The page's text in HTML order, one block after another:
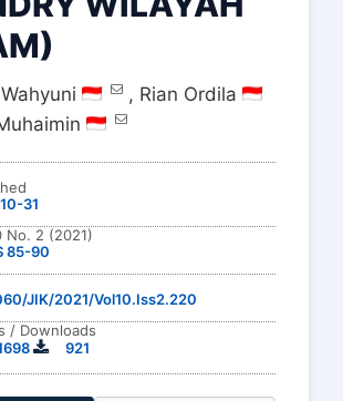
, Rian Ordila
31
No. 2 (2021)
85-90
JIK/2021/Vol10.Iss2.220
/ Downloads
921